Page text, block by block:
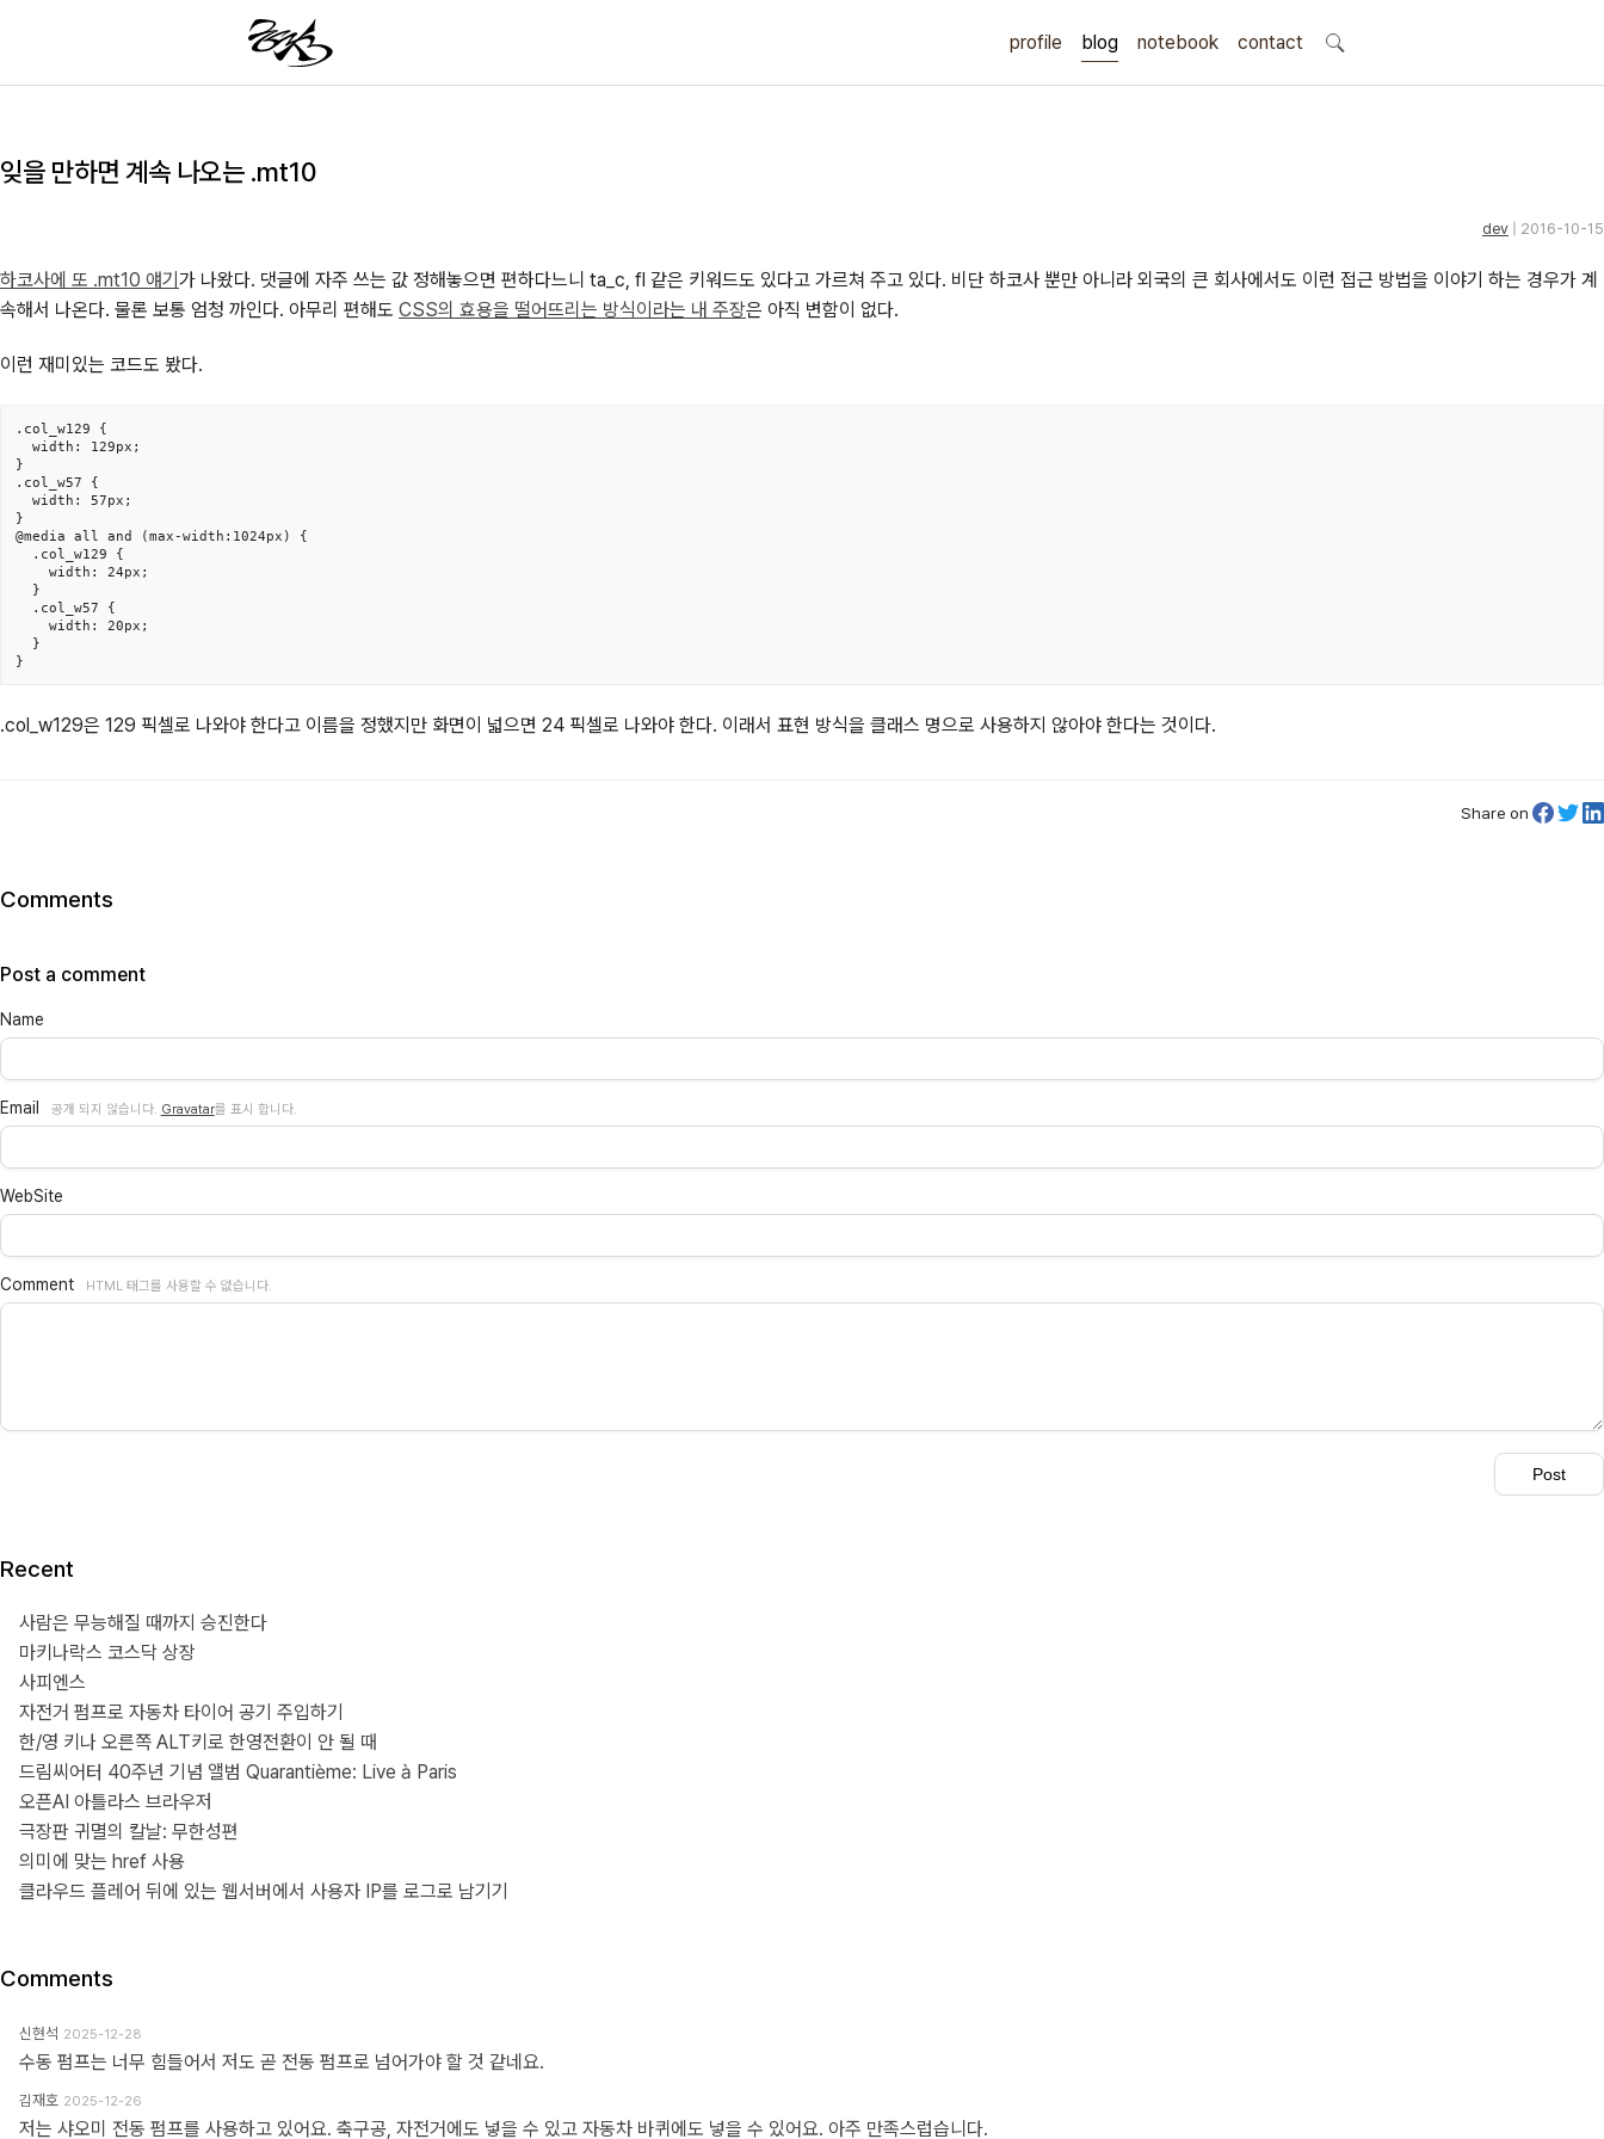
profile blog notebook contact
search
잊을 만하면 계속 나오는 .mt10
dev | 2016-10-15
하코사에 또 .mt10 얘기 가 나왔다. 댓글에 자주 쓰는 값 정해놓으면 편하다느니 ta_c, fl 같은 키워드도 있다고 가르쳐 주고 있다. 비단 하코사 뿐만 아니라 외국의 큰 회사에서도 이런 접근 방법을 이야기 하는 경우가 계
속해서 나온다. 물론 보통 엄청 까인다. 아무리 편해도 CSS의 효용을 떨어뜨리는 방식이라는 내 주장은 아직 변함이 없다.
이런 재미있는 코드도 봤다.
.col_w129 {
  width: 129px;
}
.col_w57 {
  width: 57px;
}
@media all and (max-width:1024px) {
  .col_w129 {
    width: 24px;
  }
  .col_w57 {
    width: 20px;
  }
}
.col_w129은 129 픽셀로 나와야 한다고 이름을 정했지만 화면이 넓으면 24 픽셀로 나와야 한다. 이래서 표현 방식을 클래스 명으로 사용하지 않아야 한다는 것이다.
Share on
Comments
Post a comment
Name
Email 공개 되지 않습니다. Gravatar를 표시 합니다.
WebSite
Comment HTML 태그를 사용할 수 없습니다.
Recent
사람은 무능해질 때까지 승진한다
마키나락스 코스닥 상장
사피엔스
자전거 펌프로 자동차 타이어 공기 주입하기
한/영 키나 오른쪽 ALT키로 한영전환이 안 될 때
드림씨어터 40주년 기념 앨범 Quarantième: Live à Paris
오픈AI 아틀라스 브라우저
극장판 귀멸의 칼날: 무한성편
의미에 맞는 href 사용
클라우드 플레어 뒤에 있는 웹서버에서 사용자 IP를 로그로 남기기
Comments
신현석 2025-12-28
수동 펌프는 너무 힘들어서 저도 곧 전동 펌프로 넘어가야 할 것 같네요.
김재호 2025-12-26
저는 샤오미 전동 펌프를 사용하고 있어요. 축구공, 자전거에도 넣을 수 있고 자동차 바퀴에도 넣을 수 있어요. 아주 만족스럽습니다.